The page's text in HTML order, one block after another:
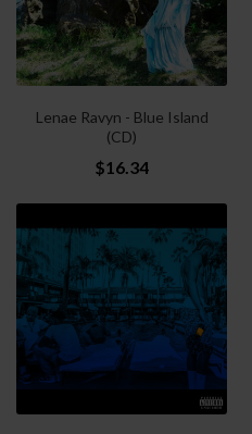
Lenae Ravyn - Blue Island
(CD)
$16.34